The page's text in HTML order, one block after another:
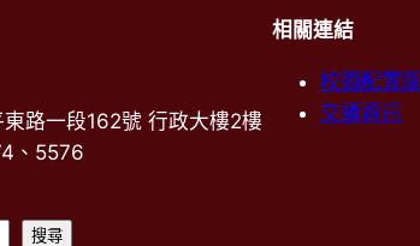
路一段162號 行政大樓2樓
、5576
搜尋
相關連結
校園配置圖
交通資訊